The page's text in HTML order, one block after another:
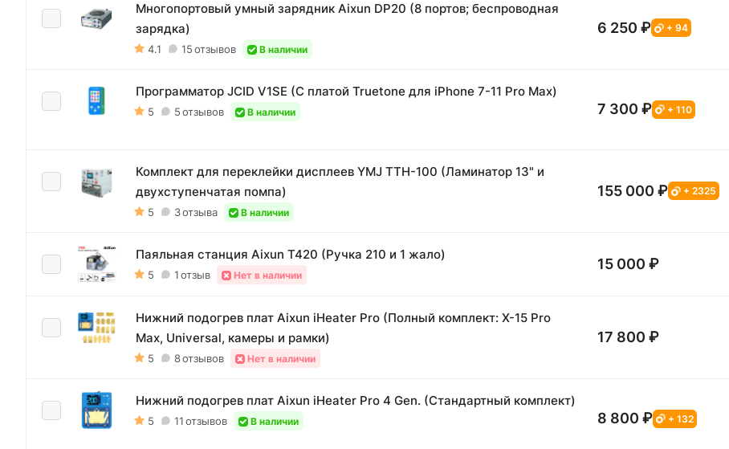
Многопортовый умный зарядник Aixun DP20 (8 портов; беспроводная
зарядка)
4.1 15отзывов В наличии
6 250 ₽ + 94
Программатор JCID V1SE (С платой Truetone для iPhone 7-11 Pro Max)
5 5отзывов В наличии 7 300 ₽ + 110
Комплект для переклейки дисплеев YMJ TTH-100 (Ламинатор 13" и
двухступенчатая помпа)
5 3отзыва В наличии
155 000 ₽ + 2325
Паяльная станция Aixun T420 (Ручка 210 и 1 жало)
5 1отзыв Нет в наличии
15 000 ₽
Нижний подогрев плат Aixun iHeater Pro (Полный комплект: X-15 Pro
Max, Universal, камеры и рамки)
5 8отзывов Нет в наличии
17 800 ₽
Нижний подогрев плат Aixun iHeater Pro 4 Gen. (Стандартный комплект)
5 11отзывов В наличии 8 800 ₽ + 132